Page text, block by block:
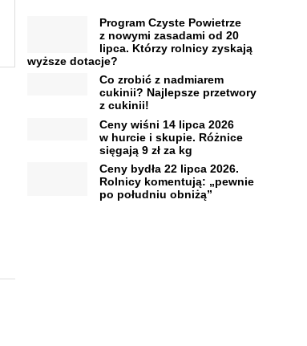
Program Czyste Powietrze
z nowymi zasadami od 20
lipca. Którzy rolnicy zyskają
wyższe dotacje?
Co zrobić z nadmiarem
cukinii? Najlepsze przetwory
z cukinii!
Ceny wiśni 14 lipca 2026
w hurcie i skupie. Różnice
sięgają 9 zł za kg
Ceny bydła 22 lipca 2026.
Rolnicy komentują: „pewnie
po południu obniżą”